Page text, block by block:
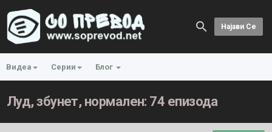
Најави Се
Видеа Серии Блог
Луд, збунет, нормален: 74 епизода